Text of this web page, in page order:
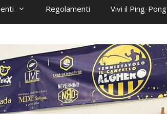
Regolamenti Vivi il Ping-Pong